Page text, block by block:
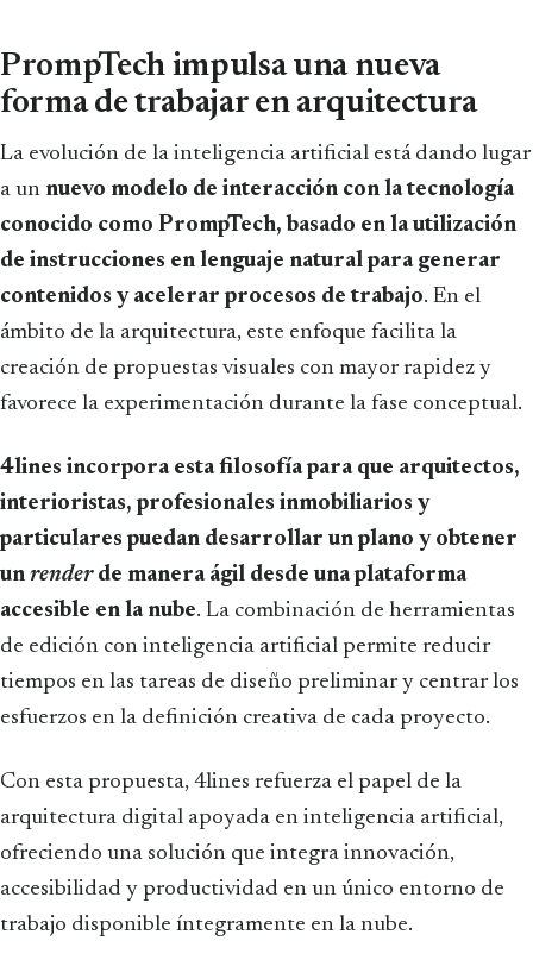
PrompTech impulsa una nueva
forma de trabajar en arquitectura
La evolución de la inteligencia artificial está dando lugar
a un nuevo modelo de interacción con la tecnología
conocido como PrompTech, basado en la utilización
de instrucciones en lenguaje natural para generar
contenidos y acelerar procesos de trabajo. En el
ámbito de la arquitectura, este enfoque facilita la
creación de propuestas visuales con mayor rapidez y
favorece la experimentación durante la fase conceptual.
4lines incorpora esta filosofía para que arquitectos,
interioristas, profesionales inmobiliarios y
particulares puedan desarrollar un plano y obtener
un render de manera ágil desde una plataforma
accesible en la nube. La combinación de herramientas
de edición con inteligencia artificial permite reducir
tiempos en las tareas de diseño preliminar y centrar los
esfuerzos en la definición creativa de cada proyecto.
Con esta propuesta, 4lines refuerza el papel de la
arquitectura digital apoyada en inteligencia artificial,
ofreciendo una solución que integra innovación,
accesibilidad y productividad en un único entorno de
trabajo disponible íntegramente en la nube.